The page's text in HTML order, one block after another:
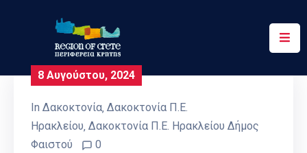
Περιφέρεια
Έργα
8 Αυγούστου, 2024
In Δακοκτονία‚ Δακοκτονία Π.Ε.
Ηρακλείου‚ Δακοκτονία Π.Ε. Ηρακλείου Δήμος
Φαιστού
0